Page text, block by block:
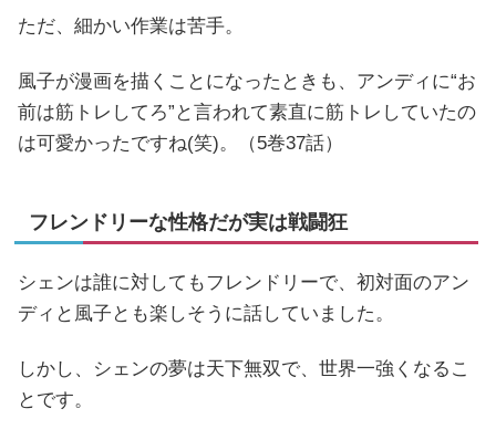
ただ、細かい作業は苦手。
風子が漫画を描くことになったときも、アンディに“お
前は筋トレしてろ”と言われて素直に筋トレしていたの
は可愛かったですね(笑)。（5巻37話）
フレンドリーな性格だが実は戦闘狂
シェンは誰に対してもフレンドリーで、初対面のアン
ディと風子とも楽しそうに話していました。
しかし、シェンの夢は天下無双で、世界一強くなるこ
とです。